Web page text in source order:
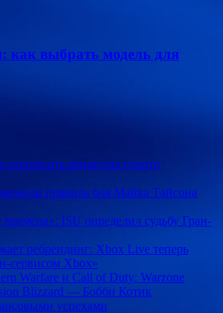
как выбрать модель для
министра спорта
правила боя Майка Тайсона
времена»: ISU определил судьбу Гран-
ребрендинг: Xbox Live теперь
сервисом Xbox»
Warfare и Call of Duty: Warzone
Blizzard — Бобби Котик
успехами